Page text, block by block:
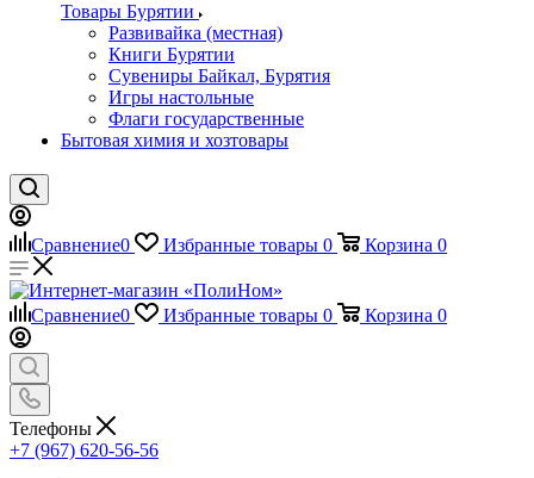
Товары Бурятии
Развивайка (местная)
Книги Бурятии
Сувениры Байкал, Бурятия
Игры настольные
Флаги государственные
Бытовая химия и хозтовары
Сравнение0 Избранные товары 0 Корзина 0
Сравнение0 Избранные товары 0 Корзина 0
Телефоны
+7 (967) 620-56-56